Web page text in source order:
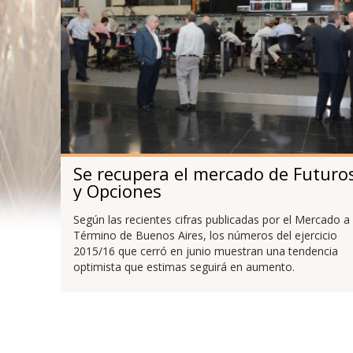
Se recupera el mercado de
y Opciones
Según las recientes cifras publicadas por el Mercado a
Término de Buenos Aires, los números del ejercicio
2015/16 que cerró en junio muestran una tendencia
optimista que estimas seguirá en aumento.